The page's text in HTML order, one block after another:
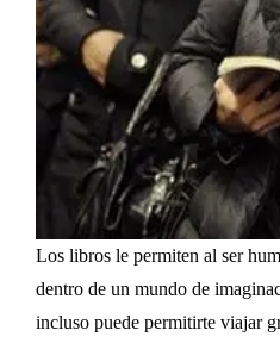
Los libros le permiten al ser
dentro de un mundo de
incluso puede permitirte viajar